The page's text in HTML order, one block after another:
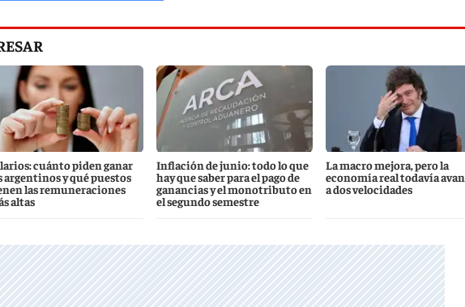
cuánto piden ganar
argentinos y qué puestos
las remuneraciones
altas
Inflación de junio: todo lo que
hay que saber para el pago de
ganancias y el monotributo en
el segundo semestre
La macro mejora, pero la
economía real todavía
a dos velocidades